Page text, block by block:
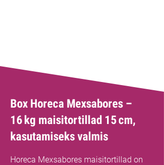
Box Horeca Mexsabores –
16 kg maisitortillad 15 cm,
kasutamiseks valmis
Horeca Mexsabores maisitortillad on